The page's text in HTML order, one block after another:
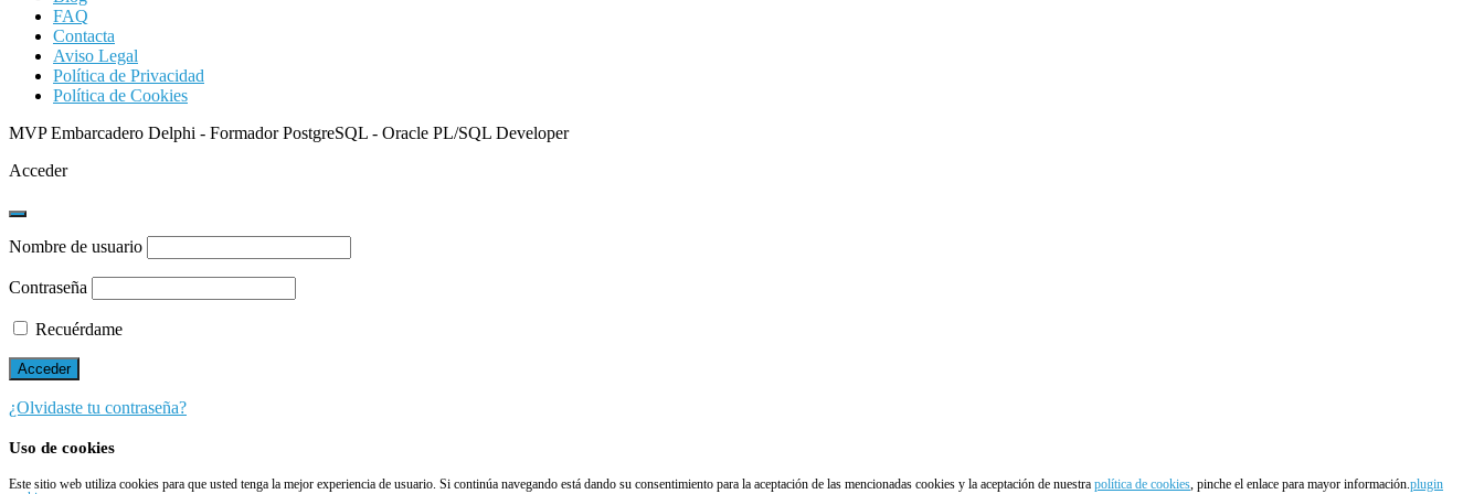
FAQ
Contacta
Aviso Legal
Política de Privacidad
Política de Cookies
MVP Embarcadero Delphi - Formador PostgreSQL - Oracle PL/SQL Developer
Acceder
Nombre de usuario
Contraseña
Recuérdame
¿Olvidaste tu contraseña?
Uso de cookies
Este sitio web utiliza cookies para que usted tenga la mejor experiencia de usuario. Si continúa navegando está dando su consentimiento para la aceptación de las mencionadas cookies y la aceptación de nuestra política de cookies, pinche el enlace para mayor información.plugin